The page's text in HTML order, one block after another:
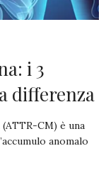
i 3
differenza
CM) è una
anomalo